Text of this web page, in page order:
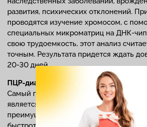
развития, психических отклонений.
проводятся изучение хромосом, с
специальных микроматриц на ДНК-
свою трудоемкость, этот анализ
точным. Результата придется ждать
20-30 дней.
ПЦР-диагностика (полимеразно-
Самый популярный вид генетической
является высокочувствительным и
преимуществом этого метода